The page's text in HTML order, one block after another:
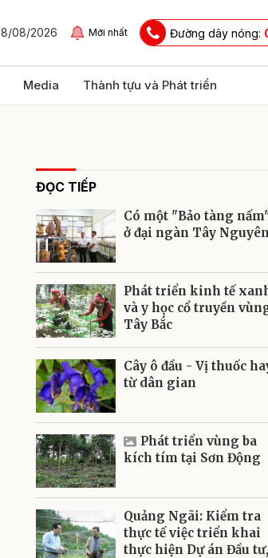
08/2026 Mới nhất Đường dây nóng:
Media Thành tựu và Phát triển
ĐỌC TIẾP
Có một "Bảo tàng
ở đại ngàn Tây Nguyên
Phát triển kinh tế
và y học cổ truyền
Tây Bắc
Cây ô đầu - Vị thuốc
từ dân gian
Phát triển vùng ba
kích tím tại Sơn Động
Quảng Ngãi: Kiểm tra
thực tế việc triển khai
thực hiện Dự án Đầu tư,
Gửi